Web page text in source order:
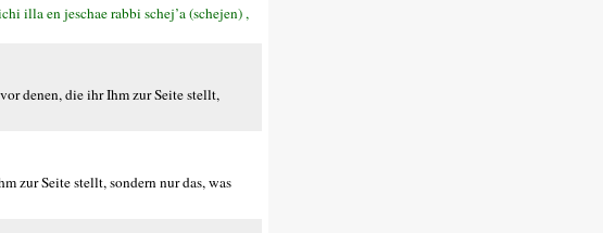
illa en jeschae rabbi schej’a (schejen) ,
denen, die ihr Ihm zur Seite stellt,
zur Seite stellt, sondern nur das, was